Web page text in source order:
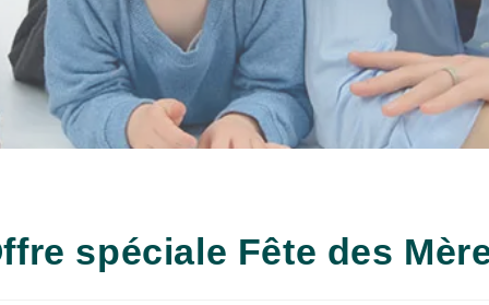
spéciale Fête des